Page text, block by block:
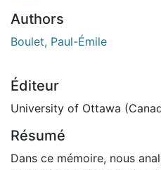
Authors
Boulet, Paul-Émile
Éditeur
University of Ottawa
Résumé
Dans ce mémoire, nous